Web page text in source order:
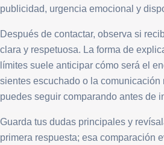
publicidad, urgencia emocional y
Después de contactar, observa si
clara y respetuosa. La forma de
límites suele anticipar cómo será el
sientes escuchado o la comunicación
puedes seguir comparando antes de
Guarda tus dudas principales y
primera respuesta; esa comparación